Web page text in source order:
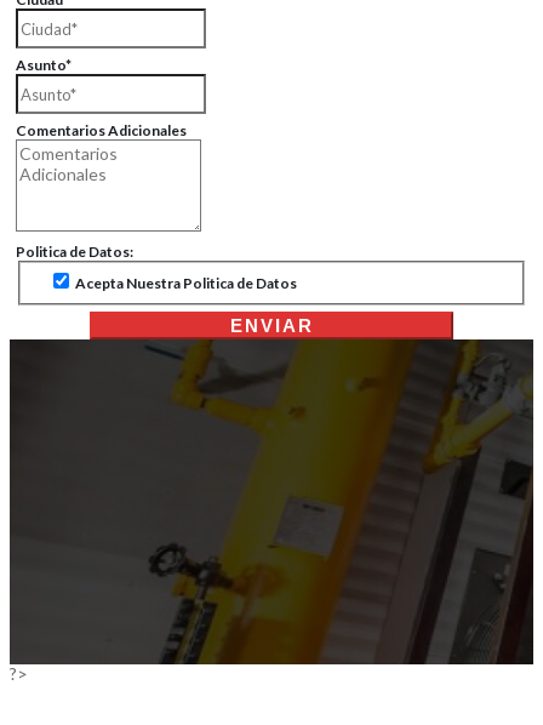
Asunto*
Comentarios Adicionales
Politica de Datos:
Acepta Nuestra Politica de Datos
ENVIAR
?>